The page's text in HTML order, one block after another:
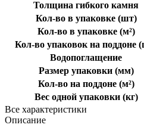
Толщина гибкого камня
Кол-во в упаковке (шт)
Кол-во в упаковке (м²)
Кол-во упаковок на поддоне
Водопоглащение
Размер упаковки (мм)
Кол-во на поддоне (м²)
Вес одной упаковки (кг)
Все характеристики
Описание